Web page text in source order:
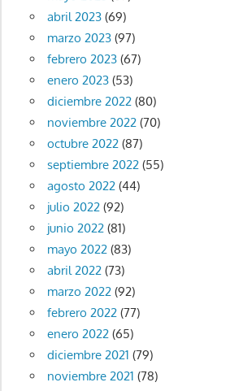
abril 2023(69)
marzo 2023(97)
febrero 2023(67)
enero 2023(53)
diciembre 2022(80)
noviembre 2022(70)
octubre 2022(87)
septiembre 2022(55)
agosto 2022(44)
julio 2022(92)
junio 2022(81)
mayo 2022(83)
abril 2022(73)
marzo 2022(92)
febrero 2022(77)
enero 2022(65)
diciembre 2021 (79)
noviembre 2021 (78)